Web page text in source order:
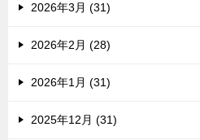
2026年3月 (31)
2026年2月 (28)
2026年1月 (31)
2025年12月 (31)